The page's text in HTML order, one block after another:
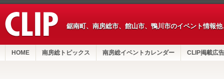
鋸南町、南房総市、館山市、鴨川市のイベント情報
HOME 南房総トピックス 南房総イベントカレンダー CLIP掲載広告